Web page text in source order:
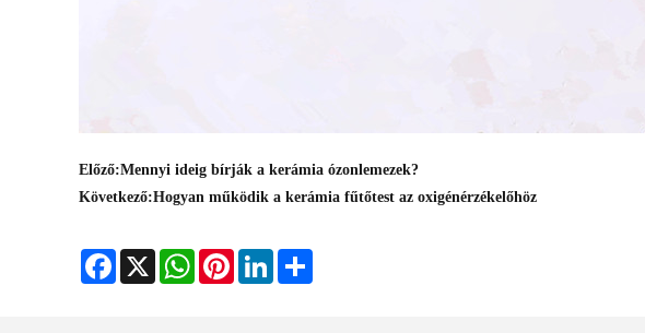
Előző:Mennyi ideig bírják a kerámia ózonlemezek?
Következő:Hogyan működik a kerámia fűtőtest az oxigénérzékelőhöz
Facebook
X WhatsAppPinterestLinkedIn